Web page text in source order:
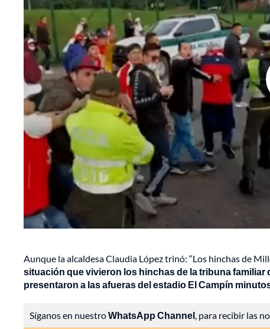
Aunque la alcaldesa Claudia López trinó: “Los hinchas de
situación que vivieron los hinchas de la tribuna
presentaron a las afueras del estadio El Campín
Síganos en nuestroWhatsApp Channel, para recibir las